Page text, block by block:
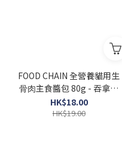
FOOD CHAIN 全營養貓⽤⽣
⾻⾁主食醬包 80g - 吞拿魚
+羊肉 (增強免疫力)
HK$18.00
HK$19.00